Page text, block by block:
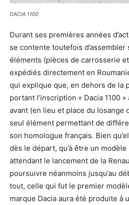
DACIA 1100
Durant ses premières années
se contente toutefois d’assembler
éléments (pièces de carrosserie
expédiés directement en
qui explique que, en dehors de la
portant l’inscription « Dacia 1100
avant (en lieu et place du losange
seul élément permettant de
son homologue français. Bien
dès le départ, qu’à être un
attendant le lancement de la
poursuivre néanmoins jusqu’au
tout, celle qui fut le premier
marque Dacia aura été produite à